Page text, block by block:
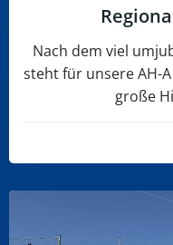
Nach dem viel
steht für unsere AH-
große